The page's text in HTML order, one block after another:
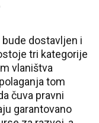
bude dostavljen i
tri kategorije
vlaništva
tom
čuva pravni
garantovano